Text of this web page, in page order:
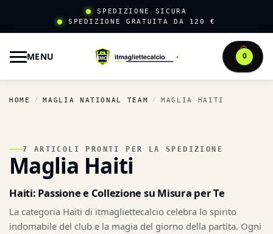
SPEDIZIONE SICURA
SPEDIZIONE GRATUITA DA 120 €
MENU 0
HOME / MAGLIA NATIONAL TEAM / MAGLIA HAITI
7 ARTICOLI PRONTI PER LA SPEDIZIONE
Maglia Haiti
Haiti: Passione e Collezione su Misura per Te
La categoria Haiti di itmagliettecalcio celebra lo spirito
indomabile del club e la magia del giorno della partita. Ogni